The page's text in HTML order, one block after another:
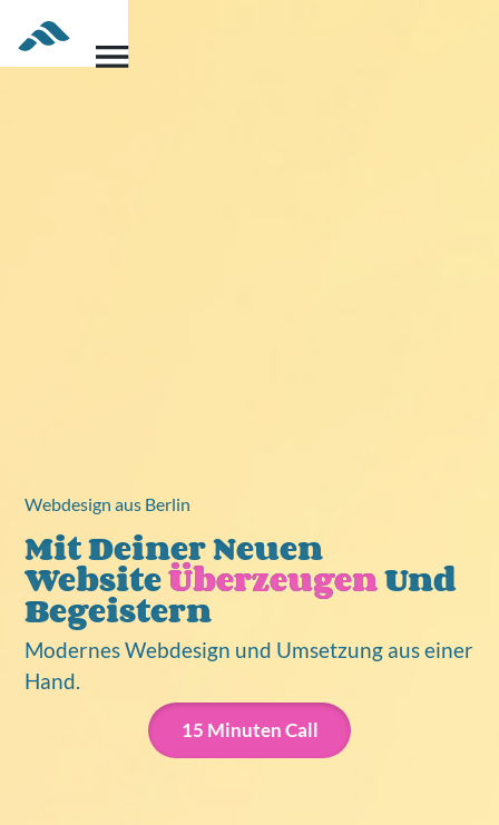
Webdesign aus Berlin
Mit Deiner Neuen
WebsiteÜberzeugenUnd
Begeistern
Modernes Webdesign und Umsetzung aus einer
Hand.
15 Minuten Call